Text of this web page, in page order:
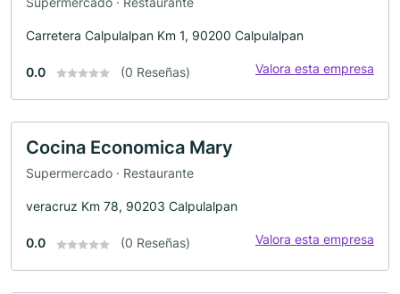
Carretera Calpulalpan Km 1, 90200 Calpulalpan
0.0 (0 Reseñas) Valora esta empresa
Cocina Economica Mary
Supermercado · Restaurante
veracruz Km 78, 90203 Calpulalpan
0.0 (0 Reseñas) Valora esta empresa